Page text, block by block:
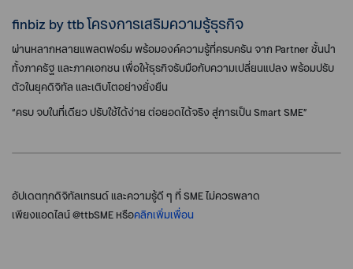
finbiz by ttb โครงการเสริมความรู้ธุรกิจ
ผ่านหลากหลายแพลตฟอร์ม พร้อมองค์ความรู้ที่ครบครัน จาก Partner ชั้นนำ
ทั้งภาครัฐ และภาคเอกชน เพื่อให้ธุรกิจรับมือกับความเปลี่ยนแปลง พร้อมปรับ
ตัวในยุคดิจิทัล และเติบโตอย่างยั่งยืน
“ครบ จบในที่เดียว ปรับใช้ได้ง่าย ต่อยอดได้จริง สู่การเป็น Smart SME”
อัปเดตทุกดิจิทัลเทรนด์ และความรู้ดี ๆ ที่ SME ไม่ควรพลาด
เพียงแอดไลน์ @ttbSME หรือคลิกเพิ่มเพื่อน